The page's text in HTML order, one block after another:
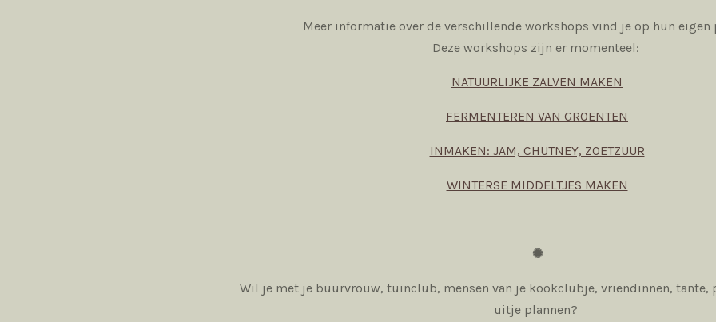
Meer informatie over de verschillende workshops vind je op hun eigen
Deze workshops zijn er momenteel:
NATUURLIJKE ZALVEN MAKEN
FERMENTEREN VAN GROENTEN
INMAKEN: JAM, CHUTNEY, ZOETZUUR
WINTERSE MIDDELTJES MAKEN
✺
Wil je met je buurvrouw, tuinclub, mensen van je kookclubje, vriendinnen, tante,
uitje plannen?